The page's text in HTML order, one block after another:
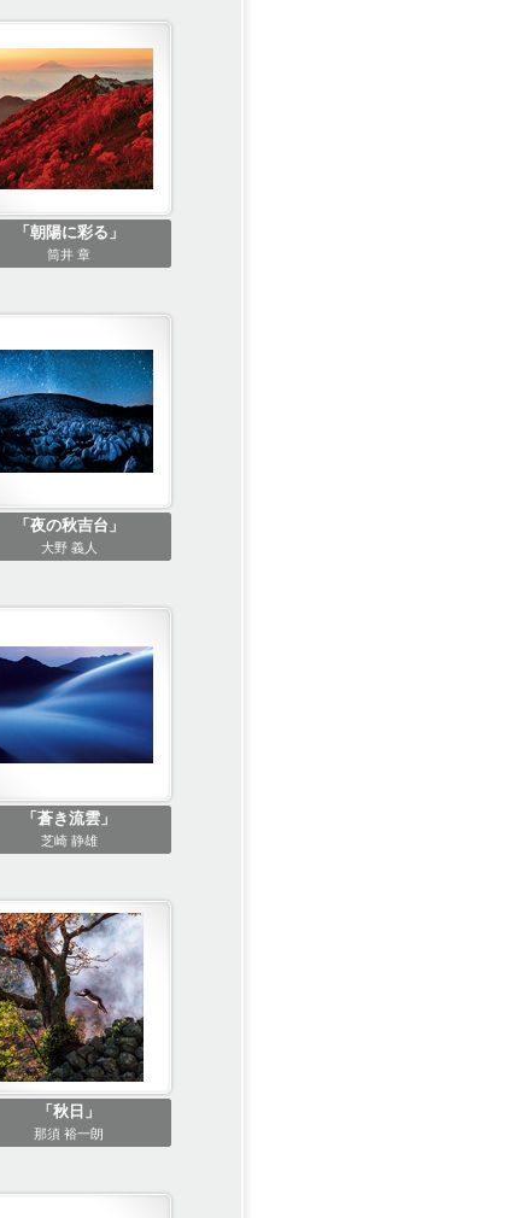
「朝陽に彩る」
筒井 章
「夜の秋吉台」
大野 義人
「蒼き流雲」
芝崎 静雄
「秋日」
那須 裕一朗